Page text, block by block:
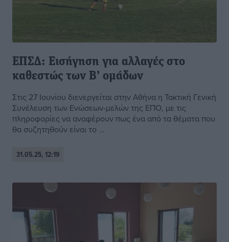
ΕΠΣΔ: Εισήγηση για αλλαγές στο
καθεστώς των Β’ ομάδων
Στις 27 Ιουνίου διενεργείται στην Αθήνα η Τακτική Γενική
Συνέλευση των Ενώσεων-μελών της ΕΠΟ, με τις
πληροφορίες να αναφέρουν πως ένα από τα θέματα που
θα συζητηθούν είναι το ...
31.05.25, 12:19